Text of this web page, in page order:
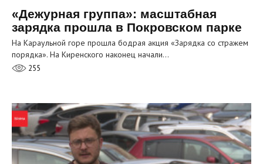
«Дежурная группа»: масштабная
зарядка прошла в Покровском парке
На Караульной горе прошла бодрая акция «Зарядка со стражем
порядка». На Киренского наконец начали…
255